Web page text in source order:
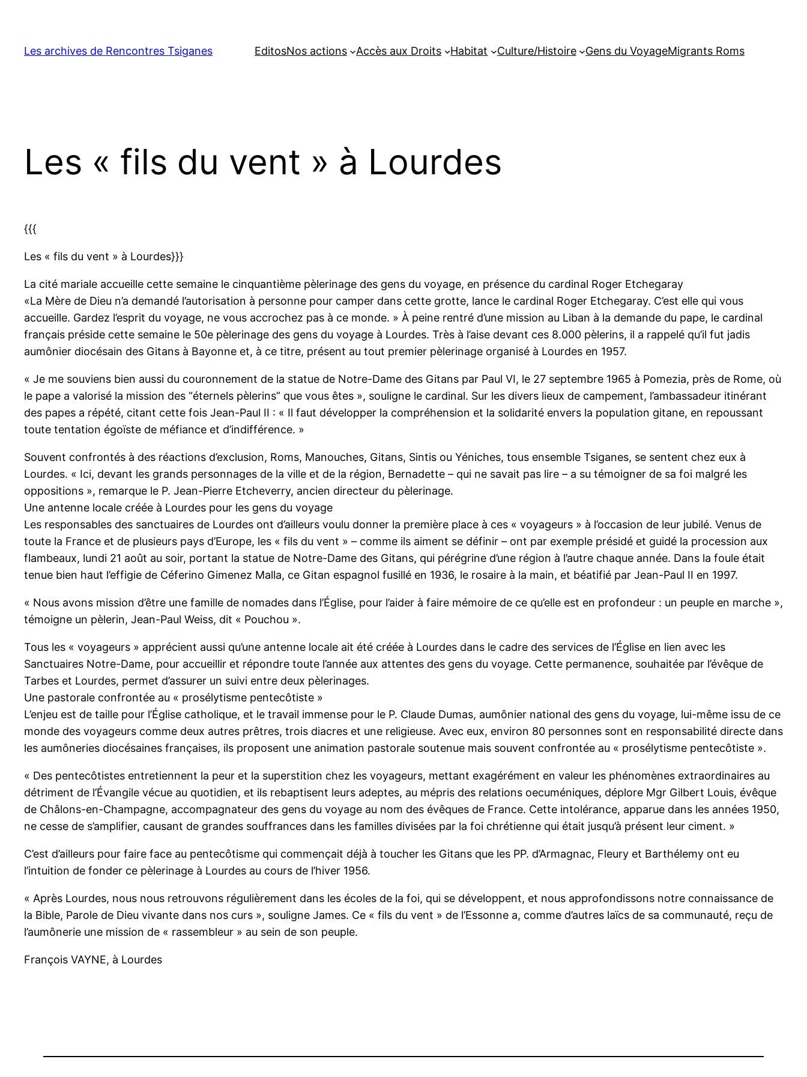
contenu
Les archives de Rencontres Tsiganes EditosNos actions Accès aux Droits Habitat Culture/Histoire Gens du VoyageMigrants Roms
Les « fils du vent » à Lourdes
{{{
Les « fils du vent » à Lourdes}}}
La cité mariale accueille cette semaine le cinquantième pèlerinage des gens du voyage, en présence du cardinal Roger Etchegaray
«La Mère de Dieu n’a demandé l’autorisation à personne pour camper dans cette grotte, lance le cardinal Roger Etchegaray. C’est elle qui vous
accueille. Gardez l’esprit du voyage, ne vous accrochez pas à ce monde. » À peine rentré d’une mission au Liban à la demande du pape, le cardinal
français préside cette semaine le 50e pèlerinage des gens du voyage à Lourdes. Très à l’aise devant ces 8.000 pèlerins, il a rappelé qu’il fut jadis
aumônier diocésain des Gitans à Bayonne et, à ce titre, présent au tout premier pèlerinage organisé à Lourdes en 1957.
« Je me souviens bien aussi du couronnement de la statue de Notre-Dame des Gitans par Paul VI, le 27 septembre 1965 à Pomezia, près de Rome, où
le pape a valorisé la mission des “éternels pèlerins” que vous êtes », souligne le cardinal. Sur les divers lieux de campement, l’ambassadeur itinérant
des papes a répété, citant cette fois Jean-Paul II : « Il faut développer la compréhension et la solidarité envers la population gitane, en repoussant
toute tentation égoïste de méfiance et d’indifférence. »
Souvent confrontés à des réactions d’exclusion, Roms, Manouches, Gitans, Sintis ou Yéniches, tous ensemble Tsiganes, se sentent chez eux à
Lourdes. « Ici, devant les grands personnages de la ville et de la région, Bernadette – qui ne savait pas lire – a su témoigner de sa foi malgré les
oppositions », remarque le P. Jean-Pierre Etcheverry, ancien directeur du pèlerinage.
Une antenne locale créée à Lourdes pour les gens du voyage
Les responsables des sanctuaires de Lourdes ont d’ailleurs voulu donner la première place à ces « voyageurs » à l’occasion de leur jubilé. Venus de
toute la France et de plusieurs pays d’Europe, les « fils du vent » – comme ils aiment se définir – ont par exemple présidé et guidé la procession aux
flambeaux, lundi 21 août au soir, portant la statue de Notre-Dame des Gitans, qui pérégrine d’une région à l’autre chaque année. Dans la foule était
tenue bien haut l’effigie de Céferino Gimenez Malla, ce Gitan espagnol fusillé en 1936, le rosaire à la main, et béatifié par Jean-Paul II en 1997.
« Nous avons mission d’être une famille de nomades dans l’Église, pour l’aider à faire mémoire de ce qu’elle est en profondeur : un peuple en marche »,
témoigne un pèlerin, Jean-Paul Weiss, dit « Pouchou ».
Tous les « voyageurs » apprécient aussi qu’une antenne locale ait été créée à Lourdes dans le cadre des services de l’Église en lien avec les
Sanctuaires Notre-Dame, pour accueillir et répondre toute l’année aux attentes des gens du voyage. Cette permanence, souhaitée par l’évêque de
Tarbes et Lourdes, permet d’assurer un suivi entre deux pèlerinages.
Une pastorale confrontée au « prosélytisme pentecôtiste »
L’enjeu est de taille pour l’Église catholique, et le travail immense pour le P. Claude Dumas, aumônier national des gens du voyage, lui-même issu de ce
monde des voyageurs comme deux autres prêtres, trois diacres et une religieuse. Avec eux, environ 80 personnes sont en responsabilité directe dans
les aumôneries diocésaines françaises, ils proposent une animation pastorale soutenue mais souvent confrontée au « prosélytisme pentecôtiste ».
« Des pentecôtistes entretiennent la peur et la superstition chez les voyageurs, mettant exagérément en valeur les phénomènes extraordinaires au
détriment de l’Évangile vécue au quotidien, et ils rebaptisent leurs adeptes, au mépris des relations oecuméniques, déplore Mgr Gilbert Louis, évêque
de Châlons-en-Champagne, accompagnateur des gens du voyage au nom des évêques de France. Cette intolérance, apparue dans les années 1950,
ne cesse de s’amplifier, causant de grandes souffrances dans les familles divisées par la foi chrétienne qui était jusqu’à présent leur ciment. »
C’est d’ailleurs pour faire face au pentecôtisme qui commençait déjà à toucher les Gitans que les PP. d’Armagnac, Fleury et Barthélemy ont eu
l’intuition de fonder ce pèlerinage à Lourdes au cours de l’hiver 1956.
« Après Lourdes, nous nous retrouvons régulièrement dans les écoles de la foi, qui se développent, et nous approfondissons notre connaissance de
la Bible, Parole de Dieu vivante dans nos curs », souligne James. Ce « fils du vent » de l’Essonne a, comme d’autres laïcs de sa communauté, reçu de
l’aumônerie une mission de « rassembleur » au sein de son peuple.
François VAYNE, à Lourdes